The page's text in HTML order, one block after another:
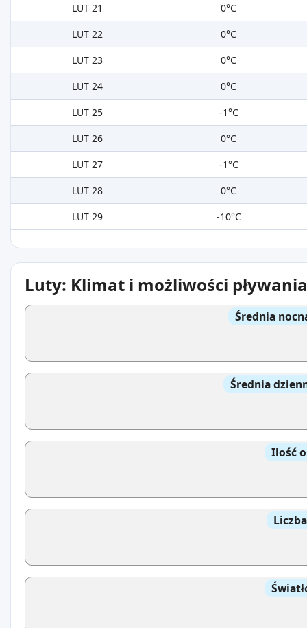
LUT 21
0°C
LUT 22
0°C
LUT 23
0°C
LUT 24
0°C
LUT 25
-1°C
LUT 26
0°C
LUT 27
-1°C
LUT 28
0°C
LUT 29
-10°C
Luty: Klimat i możliwości pływania
Średnia
Średnia
Ilość